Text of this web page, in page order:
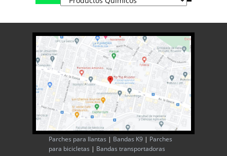
Parches para llantas | Bandas K9 | Parches
para bicicletas | Bandas transportadoras